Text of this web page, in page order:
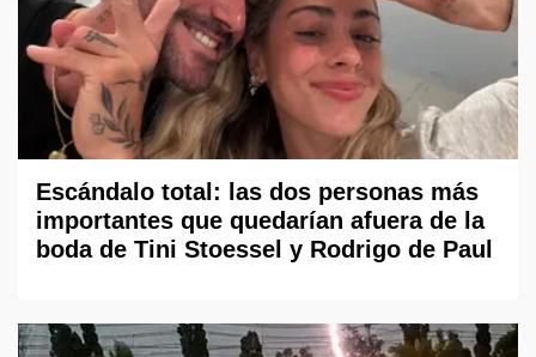
Escándalo total: las dos personas más
importantes que quedarían afuera de la
boda de Tini Stoessel y Rodrigo de Paul